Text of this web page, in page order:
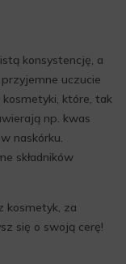
konsystencję, a
uczucie
które, tak
np. kwas
naskórku.
składników
kosmetyk, za
się o swoją cerę!